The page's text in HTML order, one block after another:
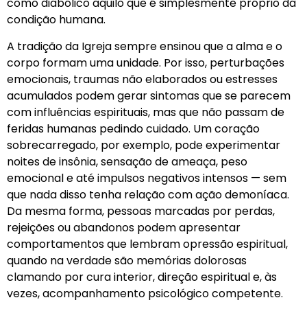
como diabólico aquilo que é simplesmente próprio da
condição humana.
A tradição da Igreja sempre ensinou que a alma e o
corpo formam uma unidade. Por isso, perturbações
emocionais, traumas não elaborados ou estresses
acumulados podem gerar sintomas que se parecem
com influências espirituais, mas que não passam de
feridas humanas pedindo cuidado. Um coração
sobrecarregado, por exemplo, pode experimentar
noites de insônia, sensação de ameaça, peso
emocional e até impulsos negativos intensos — sem
que nada disso tenha relação com ação demoníaca.
Da mesma forma, pessoas marcadas por perdas,
rejeições ou abandonos podem apresentar
comportamentos que lembram opressão espiritual,
quando na verdade são memórias dolorosas
clamando por cura interior, direção espiritual e, às
vezes, acompanhamento psicológico competente.